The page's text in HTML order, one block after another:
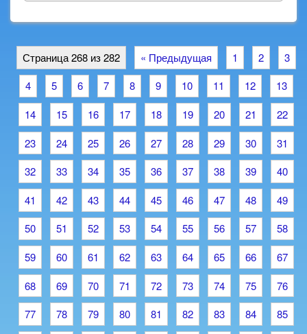
Страница 268 из 282 « Предыдущая 1 2
3
4
5 6 7 8 9 10 11 12
13
14
15 16 17 18 19 20 21
22
23
24 25 26 27 28 29 30
31
32
33 34 35 36 37 38 39
40
41
42 43 44 45 46 47 48
49
50
51 52 53 54 55 56 57
58
59
60 61 62 63 64 65 66
67
68
69 70 71 72 73 74 75
76
77
78 79 80 81 82 83 84
85